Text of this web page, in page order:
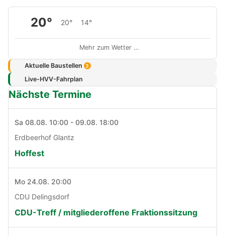
20° 20° 14°
Mehr zum Wetter …
Aktuelle Baustellen 3
Live-HVV-Fahrplan
Nächste Termine
Sa 08.08. 10:00 - 09.08. 18:00
Erdbeerhof Glantz
Hoffest
Mo 24.08. 20:00
CDU Delingsdorf
CDU-Treff / mitgliederoffene Fraktionssitzung